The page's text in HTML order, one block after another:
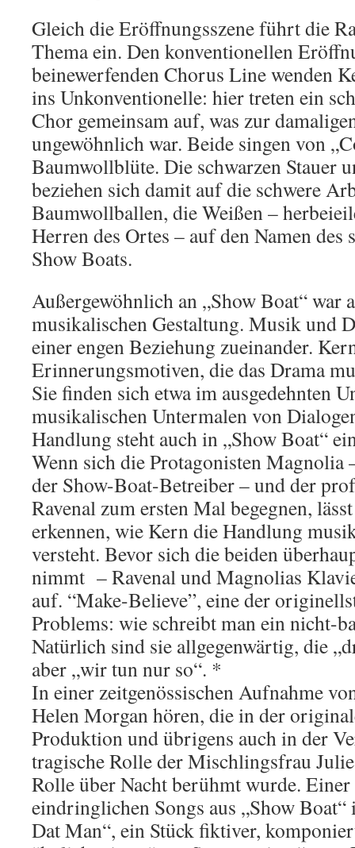
Gleich die Eröffnungsszene führt die
Thema ein. Den konventionellen
beinewerfenden Chorus Line wenden
ins Unkonventionelle: hier treten ein
Chor gemeinsam auf, was zur
ungewöhnlich war. Beide singen von
Baumwollblüte. Die schwarzen Stauer
beziehen sich damit auf die schwere
Baumwollballen, die Weißen –
Herren des Ortes – auf den Namen des
Show Boats.
Außergewöhnlich an „Show Boat“ war
musikalischen Gestaltung. Musik und
einer engen Beziehung zueinander.
Erinnerungsmotiven, die das Drama
Sie finden sich etwa im ausgedehnten
musikalischen Untermalen von
Handlung steht auch in „Show Boat“
Wenn sich die Protagonisten Magnolia
der Show-Boat-Betreiber – und der
Ravenal zum ersten Mal begegnen,
erkennen, wie Kern die Handlung
versteht. Bevor sich die beiden
nimmt – Ravenal und Magnolias
auf. “Make-Believe”, eine der
Problems: wie schreibt man ein nicht-
Natürlich sind sie allgegenwärtig, die
aber „wir tun nur so“. *
In einer zeitgenössischen Aufnahme
Helen Morgan hören, die in der
Produktion und übrigens auch in der
tragische Rolle der Mischlingsfrau
Rolle über Nacht berühmt wurde.
eindringlichen Songs aus „Show Boat“
Dat Man“, ein Stück fiktiver,